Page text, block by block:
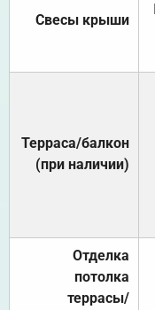
Свесы крыши
Терраса/балкон
(при наличии)
Отделка
потолка
террасы/